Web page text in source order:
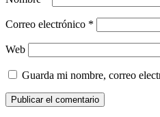
Correo electrónico *
Web
Guarda mi nombre, correo